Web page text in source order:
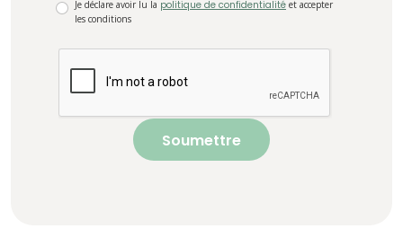
Je déclare avoir lu la politique de confidentialité et accepter
les conditions
Soumettre